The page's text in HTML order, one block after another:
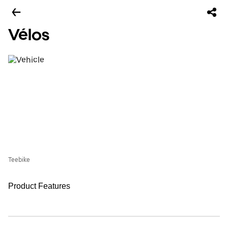
Vélos
Teebike
Product Features